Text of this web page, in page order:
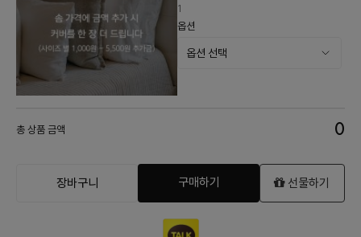
1
옵션
총 상품 금액 0
장바구니 구매하기 선물하기